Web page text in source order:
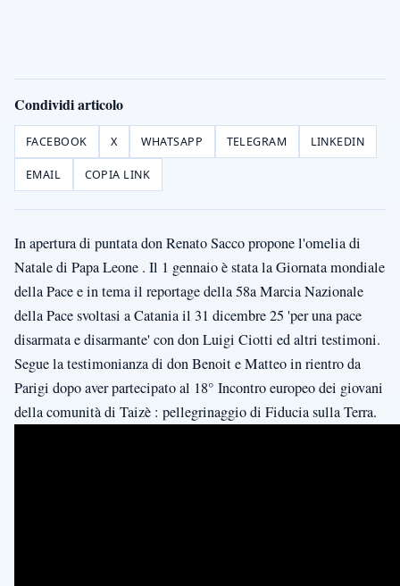
Condividi articolo
FACEBOOK X WHATSAPP TELEGRAM LINKEDIN
EMAIL COPIA LINK
In apertura di puntata don Renato Sacco propone l'omelia di
Natale di Papa Leone . Il 1 gennaio è stata la Giornata mondiale
della Pace e in tema il reportage della 58a Marcia Nazionale
della Pace svoltasi a Catania il 31 dicembre 25 'per una pace
disarmata e disarmante' con don Luigi Ciotti ed altri testimoni.
Segue la testimonianza di don Benoit e Matteo in rientro da
Parigi dopo aver partecipato al 18° Incontro europeo dei giovani
della comunità di Taizè : pellegrinaggio di Fiducia sulla Terra.